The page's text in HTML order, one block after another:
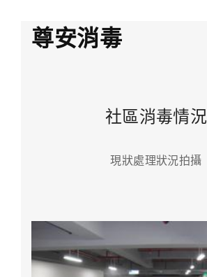
尊安消毒
社區消毒情況
現狀處理狀況拍攝